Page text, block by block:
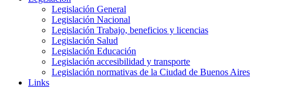
Legislación General
Legislación Nacional
Legislación Trabajo, beneficios y licencias
Legislación Salud
Legislación Educación
Legislación accesibilidad y transporte
Legislación normativas de la Ciudad de Buenos Aires
Links